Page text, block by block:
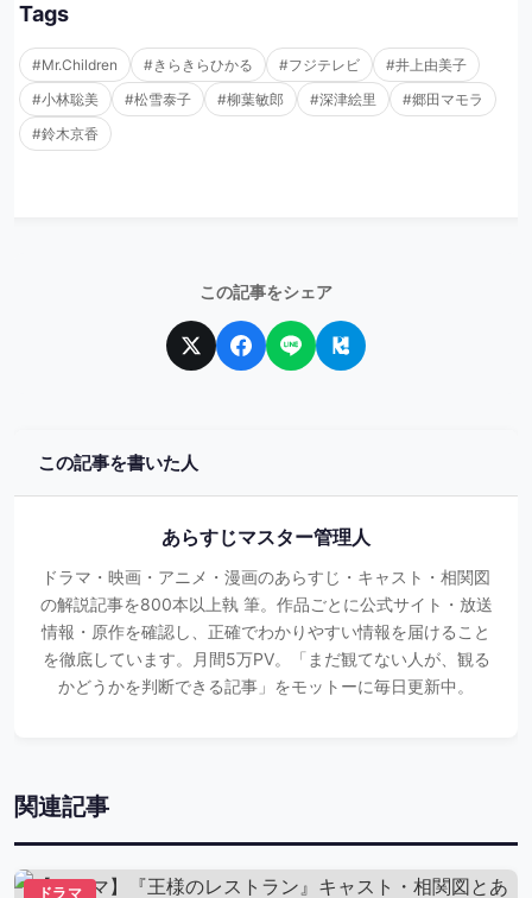
Tags
#Mr.Children #きらきらひかる #フジテレビ
#井上由美子
#小林聡美
#松雪泰子 #柳葉敏郎 #深津絵里
#郷田マモラ
#鈴木京香
この記事をシェア
この記事を書いた人
あらすじマスター管理人
ドラマ・映画・アニメ・漫画のあらすじ・キャスト・相関図
の解説記事を800本以上執 筆。作品ごとに公式サイト・放送
情報・原作を確認し、正確でわかりやすい情報を届けること
を徹底しています。月間5万PV。「まだ観てない人が、観る
かどうかを判断できる記事」をモットーに毎日更新中。
関連記事
ドラマ